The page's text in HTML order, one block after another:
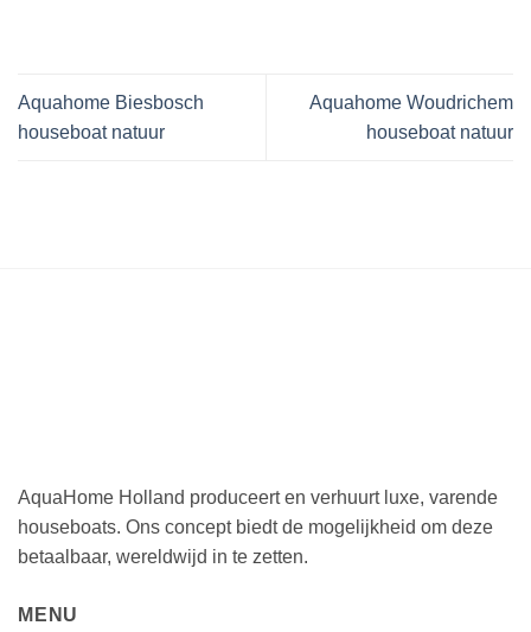
Aquahome Biesbosch
houseboat natuur
Aquahome Woudrichem
houseboat natuur
AquaHome Holland produceert en verhuurt luxe, varende
houseboats. Ons concept biedt de mogelijkheid om deze
betaalbaar, wereldwijd in te zetten.
MENU